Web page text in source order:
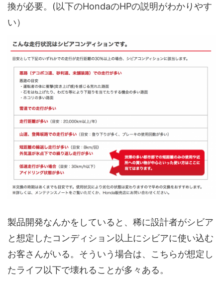
換が必要。(以下のHondaのHPの説明がわかりやす
い）
製品開発なんかをしていると、稀に設計者がシビア
と想定したコンディション以上にシビアに使い込む
お客さんがいる。そういう場合は、こちらが想定し
たライフ以下で壊れることが多々ある。